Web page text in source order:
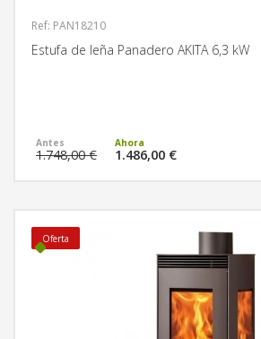
Ref: PAN18210
Estufa de leña Panadero AKITA 6,3 kW
1.748,00 € 1.486,00 €
Oferta